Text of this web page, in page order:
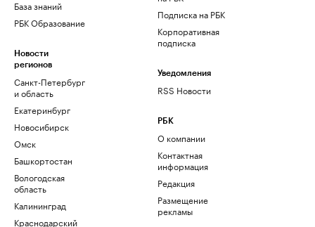
База знаний
РБК Образование
Новости
регионов
Санкт-Петербург
и область
Екатеринбург
Новосибирск
Омск
Башкортостан
Вологодская
область
Калининград
Краснодарский
Подписка на РБК
Корпоративная
подписка
Уведомления
RSS Новости
РБК
О компании
Контактная
информация
Редакция
Размещение
рекламы